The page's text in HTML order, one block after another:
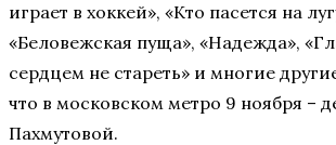
играет в хоккей», «Кто пасется на
«Беловежская пуща», «Надежда»,
сердцем не стареть» и многие
что в московском метро 9 ноября –
Пахмутовой.